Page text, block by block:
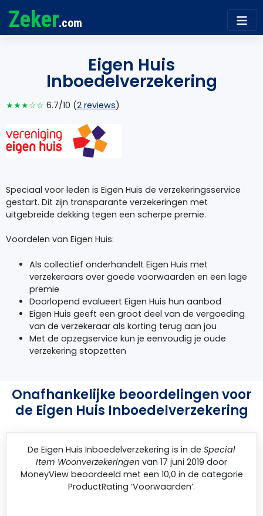
Zeker.com
Eigen Huis
Inboedelverzekering
★★★☆☆ 6.7/10 (2 reviews)
Speciaal voor leden is Eigen Huis de verzekeringsservice
gestart. Dit zijn transparante verzekeringen met
uitgebreide dekking tegen een scherpe premie.
Voordelen van Eigen Huis:
Als collectief onderhandelt Eigen Huis met
verzekeraars over goede voorwaarden en een lage
premie
Doorlopend evalueert Eigen Huis hun aanbod
Eigen Huis geeft een groot deel van de vergoeding
van de verzekeraar als korting terug aan jou
Met de opzegservice kun je eenvoudig je oude
verzekering stopzetten
Onafhankelijke beoordelingen voor
de Eigen Huis Inboedelverzekering
De Eigen Huis Inboedelverzekering is in de Special
Item Woonverzekeringen van 17 juni 2019 door
MoneyViewbeoordeeld met een 10,0 in de categorie
ProductRating ‘Voorwaarden’.